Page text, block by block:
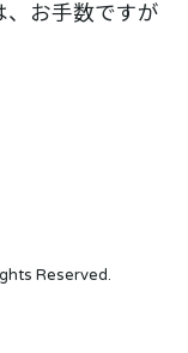
、お手数ですが
Reserved.